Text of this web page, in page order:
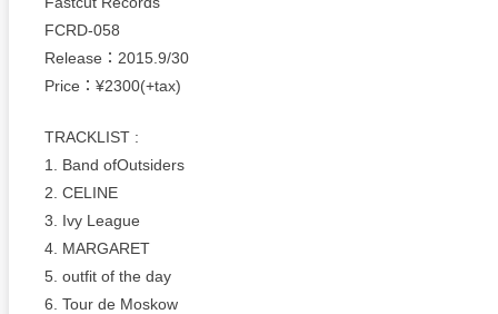
FCRD-058
Release：2015.9/30
Price：¥2300(+tax)
TRACKLIST :
1. Band ofOutsiders
2. CELINE
3. Ivy League
4. MARGARET
5. outfit of the day
6. Tour de Moskow